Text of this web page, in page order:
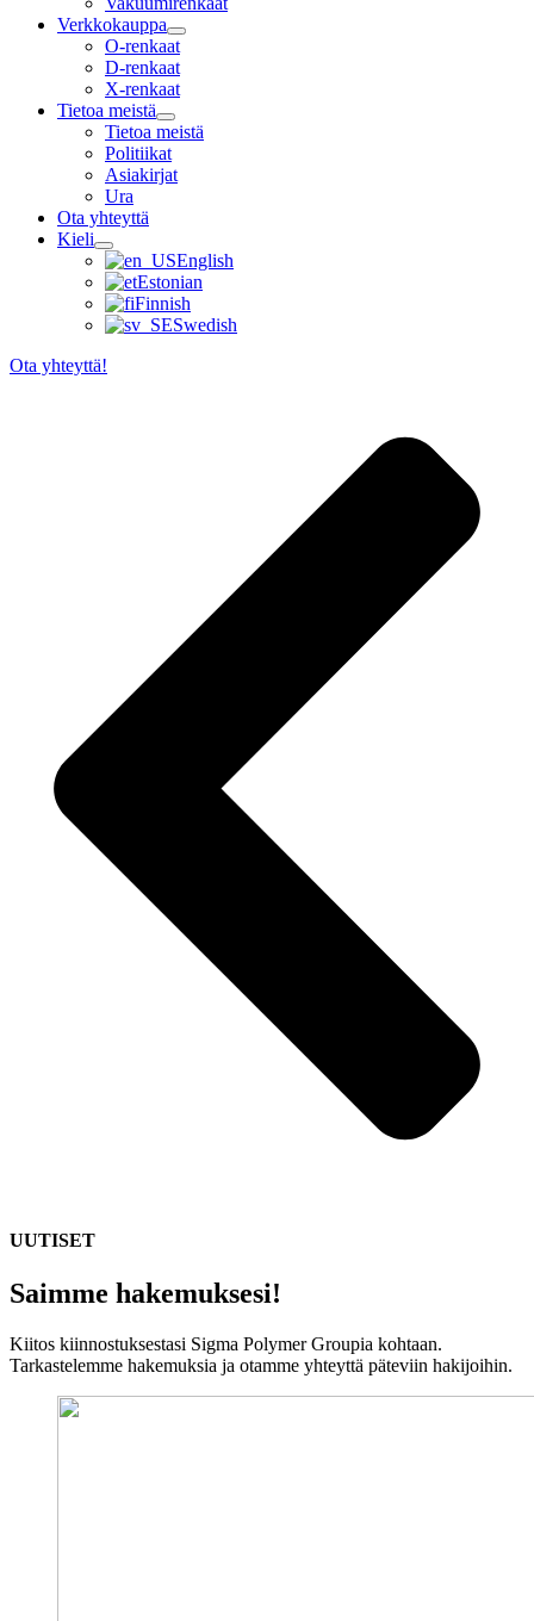
Verkkokauppa
O-renkaat
D-renkaat
X-renkaat
Tietoa meistä
Tietoa meistä
Politiikat
Asiakirjat
Ura
Ota yhteyttä
Kieli
English
Estonian
Finnish
Swedish
Ota yhteyttä!
UUTISET
Saimme hakemuksesi!
Kiitos kiinnostuksestasi Sigma Polymer Groupia kohtaan.
Tarkastelemme hakemuksia ja otamme yhteyttä päteviin hakijoihin.